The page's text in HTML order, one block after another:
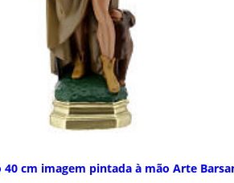
40 cm imagem pintada à mão Arte